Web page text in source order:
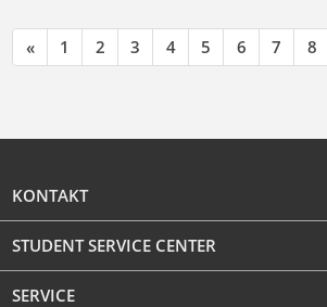
« 1 2 3 4 5 6 7 8
KONTAKT
STUDENT SERVICE CENTER
SERVICE